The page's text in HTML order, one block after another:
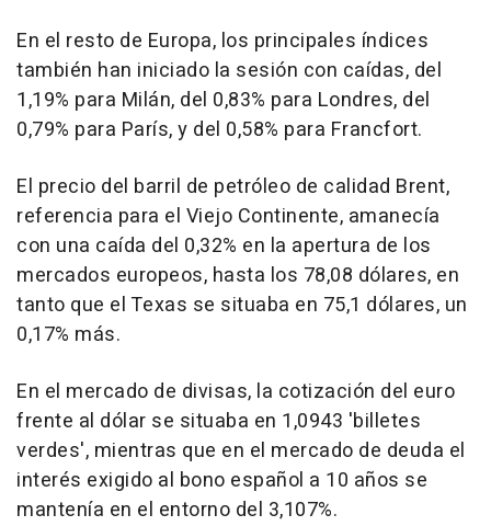
En el resto de Europa, los principales índices
también han iniciado la sesión con caídas, del
1,19% para Milán, del 0,83% para Londres, del
0,79% para París, y del 0,58% para Francfort.
El precio del barril de petróleo de calidad Brent,
referencia para el Viejo Continente, amanecía
con una caída del 0,32% en la apertura de los
mercados europeos, hasta los 78,08 dólares, en
tanto que el Texas se situaba en 75,1 dólares, un
0,17% más.
En el mercado de divisas, la cotización del euro
frente al dólar se situaba en 1,0943 'billetes
verdes', mientras que en el mercado de deuda el
interés exigido al bono español a 10 años se
mantenía en el entorno del 3,107%.